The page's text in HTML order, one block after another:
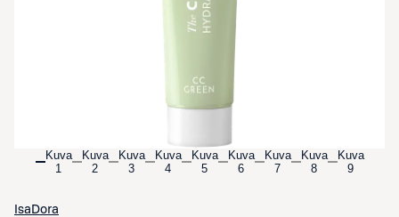
Kuva
1
Kuva
2
Kuva
3
Kuva
4
Kuva
5
Kuva
6
Kuva
7
Kuva
8
Kuva
9
IsaDora